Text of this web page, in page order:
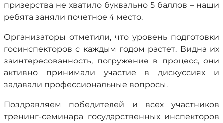
призерства не хватило буквально 5 баллов – наши
ребята заняли почетное 4 место.
Организаторы отметили, что уровень подготовки
госинспекторов с каждым годом растет. Видна их
заинтересованность, погружение в процесс, они
активно принимали участие в дискуссиях и
задавали профессиональные вопросы.
Поздравляем победителей и всех участников
тренинг-семинара государственных инспекторов